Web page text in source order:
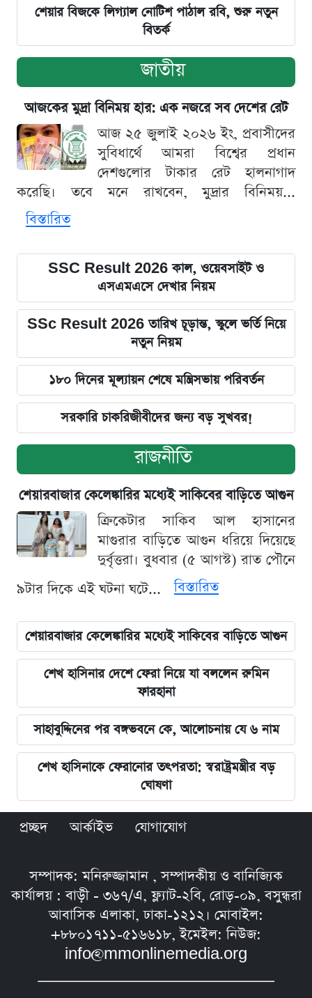
শেয়ার বিজকে লিগ্যাল নোটিশ পাঠাল রবি, শুরু নতুন
বিতর্ক
জাতীয়
আজকের মুদ্রা বিনিময় হার: এক নজরে সব দেশের রেট
আজ ২৫ জুলাই ২০২৬ ইং, প্রবাসীদের
সুবিধার্থে আমরা বিশ্বের প্রধান
দেশগুলোর টাকার রেট হালনাগাদ
করেছি। তবে মনে রাখবেন, মুদ্রার বিনিময়...
বিস্তারিত
SSC Result 2026 কাল, ওয়েবসাইট ও
এসএমএসে দেখার নিয়ম
SSc Result 2026 তারিখ চূড়ান্ত, স্কুলে ভর্তি নিয়ে
নতুন নিয়ম
১৮০ দিনের মূল্যায়ন শেষে মন্ত্রিসভায় পরিবর্তন
সরকারি চাকরিজীবীদের জন্য বড় সুখবর!
রাজনীতি
শেয়ারবাজার কেলেঙ্কারির মধ্যেই সাকিবের বাড়িতে আগুন
ক্রিকেটার সাকিব আল হাসানের
মাগুরার বাড়িতে আগুন ধরিয়ে দিয়েছে
দুর্বৃত্তরা। বুধবার (৫ আগস্ট) রাত পৌনে
৯টার দিকে এই ঘটনা ঘটে...
বিস্তারিত
শেয়ারবাজার কেলেঙ্কারির মধ্যেই সাকিবের বাড়িতে আগুন
শেখ হাসিনার দেশে ফেরা নিয়ে যা বললেন রুমিন
ফারহানা
সাহাবুদ্দিনের পর বঙ্গভবনে কে, আলোচনায় যে ৬ নাম
শেখ হাসিনাকে ফেরানোর তৎপরতা: স্বরাষ্ট্রমন্ত্রীর বড়
ঘোষণা
প্রচ্ছদ আর্কাইভ যোগাযোগ
সম্পাদক: মনিরুজ্জামান , সম্পাদকীয় ও বানিজ্যিক
কার্যালয় : বাড়ী - ৩৬৭/এ, ফ্ল্যাট-২বি, রোড়-০৯, বসুন্ধরা
আবাসিক এলাকা, ঢাকা-১২১২। মোবাইল:
+৮৮০১৭১১-৫১৬৬১৮, ইমেইল: নিউজ:
info@mmonlinemedia.org